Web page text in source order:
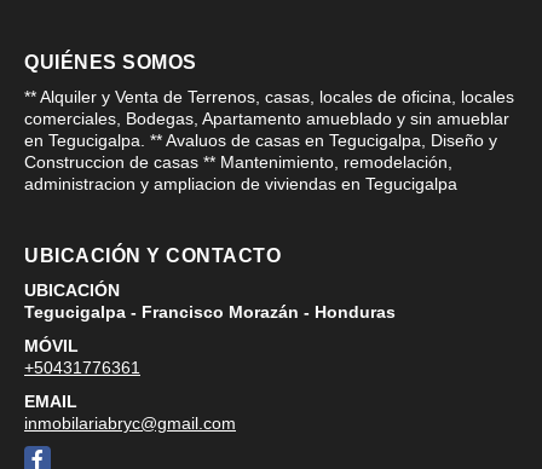
QUIÉNES SOMOS
** Alquiler y Venta de Terrenos, casas, locales de oficina, locales
comerciales, Bodegas, Apartamento amueblado y sin amueblar
en Tegucigalpa. ** Avaluos de casas en Tegucigalpa, Diseño y
Construccion de casas ** Mantenimiento, remodelación,
administracion y ampliacion de viviendas en Tegucigalpa
UBICACIÓN Y CONTACTO
UBICACIÓN
Tegucigalpa - Francisco Morazán - Honduras
MÓVIL
+50431776361
EMAIL
inmobilariabryc@gmail.com
Facebook